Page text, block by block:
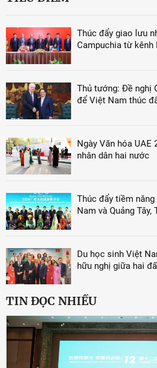
Thúc đẩy giao lưu
Campuchia từ kênh
Thủ tướng: Đề nghị
để Việt Nam thúc
Ngày Văn hóa UAE
nhân dân hai nước
Thúc đẩy tiềm
Nam và Quảng Tây,
Du học sinh Việt
hữu nghị giữa hai
TIN ĐỌC NHIỀU